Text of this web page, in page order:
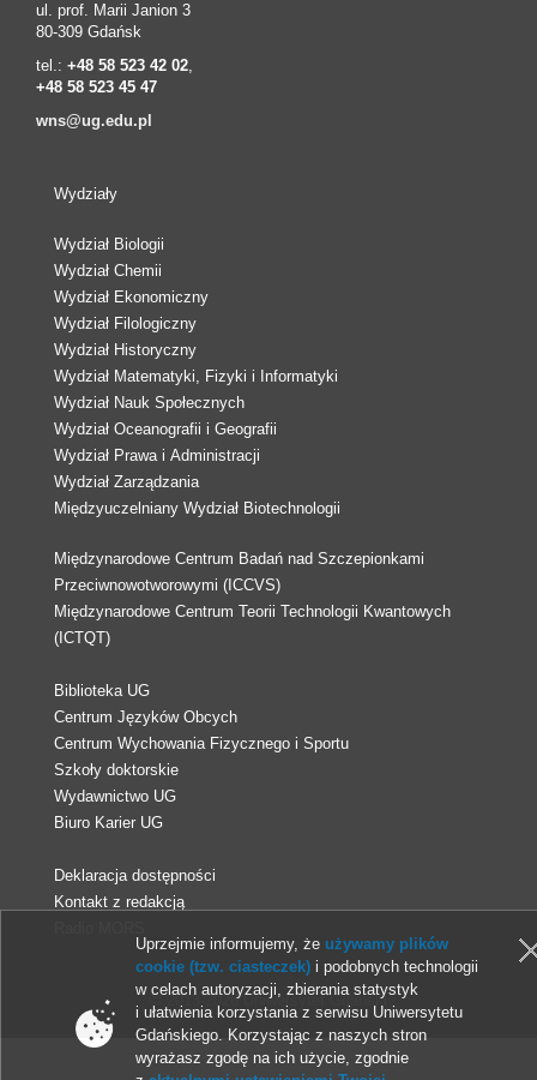
ul. prof. Marii Janion 3
80-309 Gdańsk
tel.: +48 58 523 42 02,
+48 58 523 45 47
wns@ug.edu.pl
Wydziały
Wydział Biologii
Wydział Chemii
Wydział Ekonomiczny
Wydział Filologiczny
Wydział Historyczny
Wydział Matematyki, Fizyki i Informatyki
Wydział Nauk Społecznych
Wydział Oceanografii i Geografii
Wydział Prawa i Administracji
Wydział Zarządzania
Międzyuczelniany Wydział Biotechnologii
Międzynarodowe Centrum Badań nad Szczepionkami
Przeciwnowotworowymi (ICCVS)
Międzynarodowe Centrum Teorii Technologii Kwantowych
(ICTQT)
Biblioteka UG
Centrum Języków Obcych
Centrum Wychowania Fizycznego i Sportu
Szkoły doktorskie
Wydawnictwo UG
Biuro Karier UG
Deklaracja dostępności
Kontakt z redakcją
© 2013-2026 Uniwersytet Gdański
Uprzejmie informujemy, że używamy plików
cookie (tzw. ciasteczek) i podobnych technologii
w celach autoryzacji, zbierania statystyk
i ułatwienia korzystania z serwisu Uniwersytetu
Gdańskiego. Korzystając z naszych stron
wyrażasz zgodę na ich użycie, zgodnie